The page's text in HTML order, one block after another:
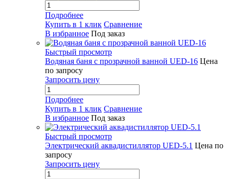
Подробнее
Купить в 1 клик Сравнение
В избранное Под заказ
Быстрый просмотр
Водяная баня с прозрачной ванной UED-16 Цена
по запросу
Запросить цену
Подробнее
Купить в 1 клик Сравнение
В избранное Под заказ
Быстрый просмотр
Электрический аквадистиллятор UED-5.1 Цена по
запросу
Запросить цену